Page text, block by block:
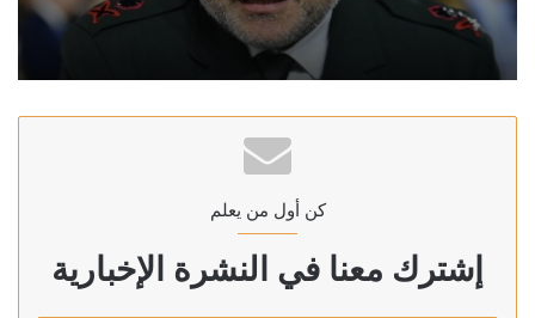
كن أول من يعلم
إشترك معنا في النشرة الإخبارية